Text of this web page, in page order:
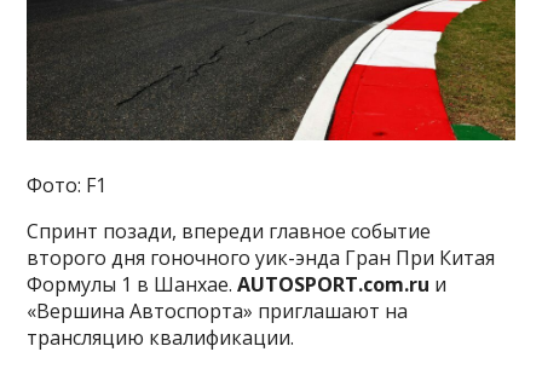
Фото: F1
Спринт позади, впереди главное событие
второго дня гоночного уик-энда Гран При Китая
Формулы 1 в Шанхае.AUTOSPORT.com.ru и
«Вершина Автоспорта» приглашают на
трансляцию квалификации.